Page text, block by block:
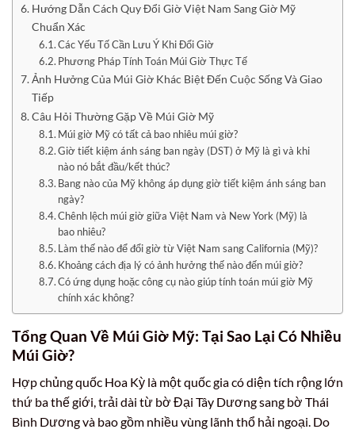
Hướng Dẫn Cách Quy Đổi Giờ Việt Nam Sang Giờ Mỹ
Chuẩn Xác
Các Yếu Tố Cần Lưu Ý Khi Đổi Giờ
Phương Pháp Tính Toán Múi Giờ Thực Tế
Ảnh Hưởng Của Múi Giờ Khác Biệt Đến Cuộc Sống Và Giao
Tiếp
Câu Hỏi Thường Gặp Về Múi Giờ Mỹ
Múi giờ Mỹ có tất cả bao nhiêu múi giờ?
Giờ tiết kiệm ánh sáng ban ngày (DST) ở Mỹ là gì và khi
nào nó bắt đầu/kết thúc?
Bang nào của Mỹ không áp dụng giờ tiết kiệm ánh sáng ban
ngày?
Chênh lệch múi giờ giữa Việt Nam và New York (Mỹ) là
bao nhiêu?
Làm thế nào để đổi giờ từ Việt Nam sang California (Mỹ)?
Khoảng cách địa lý có ảnh hưởng thế nào đến múi giờ?
Có ứng dụng hoặc công cụ nào giúp tính toán múi giờ Mỹ
chính xác không?
Tổng Quan Về Múi Giờ Mỹ: Tại Sao Lại Có Nhiều
Múi Giờ?
Hợp chủng quốc Hoa Kỳ là một quốc gia có diện tích rộng lớn
thứ ba thế giới, trải dài từ bờ Đại Tây Dương sang bờ Thái
Bình Dương và bao gồm nhiều vùng lãnh thổ hải ngoại. Do